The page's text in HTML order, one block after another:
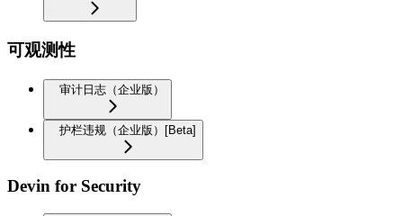
可观测性
审计日志（企业版）
护栏违规（企业版）[Beta]
Devin for Security